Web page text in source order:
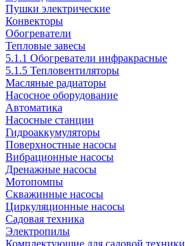
Пушки электрические
Конвекторы
Обогреватели
Тепловые завесы
5.1.1 Обогреватели инфракрасные
5.1.5 Тепловентиляторы
Масляные радиаторы
Насосное оборудование
Автоматика
Насосные станции
Гидроаккумуляторы
Поверхностные насосы
Вибрационные насосы
Дренажные насосы
Мотопомпы
Скважинные насосы
Циркуляционные насосы
Садовая техника
Электропилы
Комплектующие для садовой техники